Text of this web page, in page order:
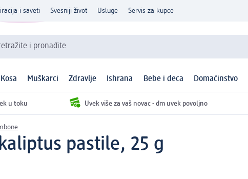
i saveti Svesniji život Usluge Servis za kupce
i pronađite
Kosa Muškarci Zdravlje Ishrana Bebe i deca Domaćinstvo
u toku Uvek više za vaš novac - dm uvek povoljno
pastile, 25 g